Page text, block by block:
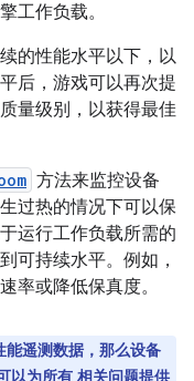
工作负载。
的性能水平以下，以
后，游戏可以再次提
量级别，以获得最佳
方法来监控设备
过热的情况下可以保
运行工作负载所需的
可持续水平。例如，
率或降低保真度。
遥测数据，那么设备
以为所有 相关问题提供